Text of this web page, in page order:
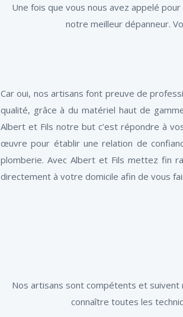
Une fois que vous nous avez appelé
notre meilleur dépanneur.
Car oui, nos artisans font preuve de
qualité, grâce à du matériel haut de
Albert et Fils notre but c’est répondre à
œuvre pour établir une relation de
plomberie. Avec Albert et Fils mettez fin
directement à votre domicile afin de vous
Nos artisans sont compétents et
connaître toutes les